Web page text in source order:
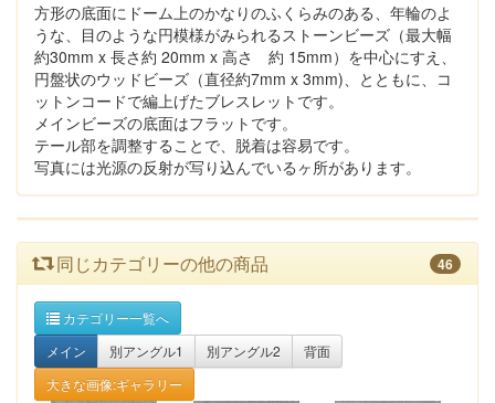
方形の底面にドーム上のかなりのふくらみのある、年輪のよ
うな、目のような円模様がみられるストーンビーズ（最大幅
約30mm x 長さ約 20mm x 高さ 約 15mm）を中心にすえ、
円盤状のウッドビーズ（直径約7mm x 3mm)、とともに、コ
ットンコードで編上げたブレスレットです。
メインビーズの底面はフラットです。
テール部を調整することで、脱着は容易です。
写真には光源の反射が写り込んでいるヶ所があります。
同じカテゴリーの他の商品 46
カテゴリー一覧へ
メイン
別アングル1 別アングル2
背面
大きな画像:ギャラリー